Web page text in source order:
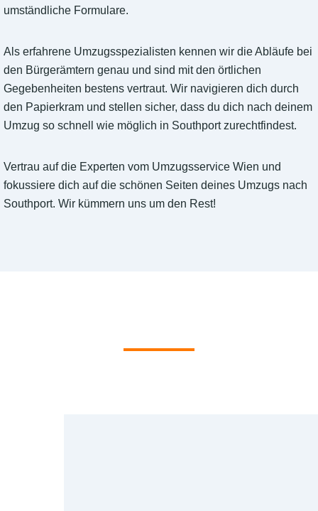
umständliche Formulare.
Als erfahrene Umzugsspezialisten kennen wir die Abläufe bei
den Bürgerämtern genau und sind mit den örtlichen
Gegebenheiten bestens vertraut. Wir navigieren dich durch
den Papierkram und stellen sicher, dass du dich nach deinem
Umzug so schnell wie möglich in Southport zurechtfindest.
Vertrau auf die Experten vom Umzugsservice Wien und
fokussiere dich auf die schönen Seiten deines Umzugs nach
Southport. Wir kümmern uns um den Rest!